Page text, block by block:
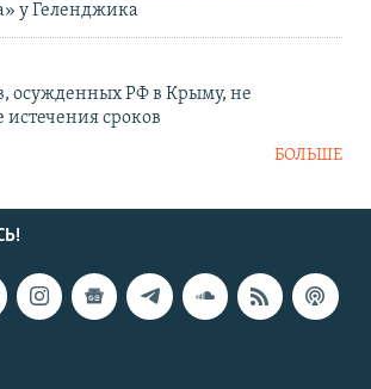
у Геленджика
осужденных РФ в Крыму, не
истечения сроков
БОЛЬШЕ